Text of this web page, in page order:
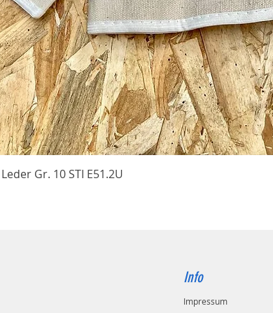
Schnellansicht
Gr. 10 STI E51.2U
Info
Impressum